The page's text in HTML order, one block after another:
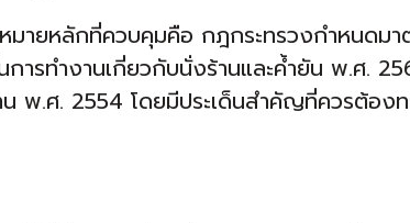
ายหลักที่ควบคุมคือ กฎกระทรวงกำหนดมา
ารทำงานเกี่ยวกับนั่งร้านและค้ำยัน พ.ศ.
พ.ศ. 2554 โดยมีประเด็นสำคัญที่ควรต้อง